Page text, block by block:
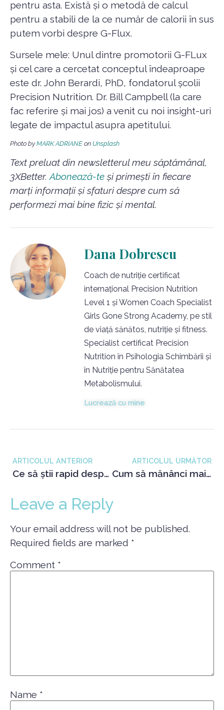
pentru asta. Există și o metodă de calcul
pentru a stabili de la ce număr de calorii în sus
putem vorbi despre G-Flux.
Sursele mele: Unul dintre promotorii G-FLux
și cel care a cercetat conceptul îndeaproape
este dr. John Berardi, PhD, fondatorul școlii
Precision Nutrition. Dr. Bill Campbell (la care
fac referire și mai jos) a venit cu noi insight-uri
legate de impactul asupra apetitului.
Photo byMARK ADRIANE on Unsplash
Text preluat din newsletterul meu săptămânal,
3XBetter. Abonează-teși primești în fiecare
marți informații și sfaturi despre cum să
performezi mai bine fizic și mental.
Dana Dobrescu
Coach de nutriție certificat
internațional Precision Nutrition
Level 1 și Women Coach Specialist
Girls Gone Strong Academy, pe stil
de viață sănătos, nutriție și fitness.
Specialist certificat Precision
Nutrition în Psihologia Schimbării și
în Nutriție pentru Sănătatea
Metabolismului.
Lucrează cu mine
ARTICOLUL ANTERIOR
Ce să știi rapid despre Omega 3
ARTICOLUL URMĂTOR
Cum să mănânci mai sănătos la restaurant
Leave a Reply
Your email address will not be published.
Required fields are marked *
Comment *
Name *